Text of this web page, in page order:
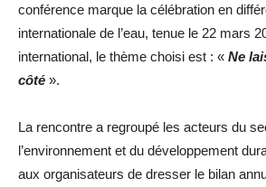
conférence marque la célébration en
internationale de l’eau, tenue le 22 mars
international, le thème choisi est : « Ne
côté ».
La rencontre a regroupé les acteurs du
l’environnement et du développement
aux organisateurs de dresser le bilan